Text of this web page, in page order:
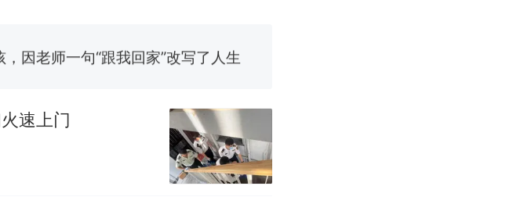
因老师一句“跟我回家”改写了人生
，仅凭视频评出？中国烹饪协会回应
窝，原地守1天等它长大：挖了140多
速上门